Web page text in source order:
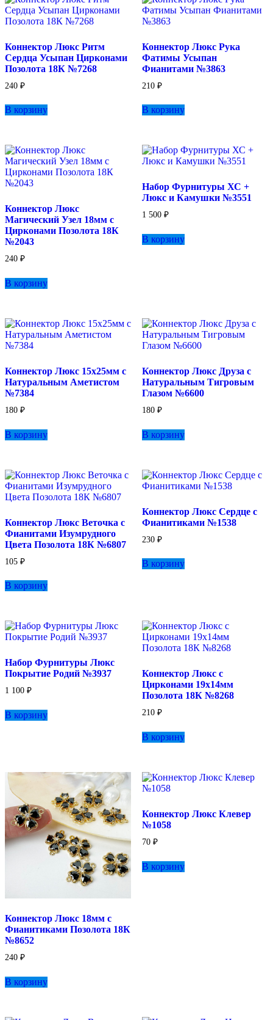
Коннектор Люкс Ритм
Сердца Усыпан Цирконами
Позолота 18К №7268
240 ₽
В корзину
Коннектор Люкс Рука
Фатимы Усыпан
Фианитами №3863
210 ₽
В корзину
Коннектор Люкс
Магический Узел 18мм с
Цирконами Позолота 18К
№2043
240 ₽
В корзину
Набор Фурнитуры ХС +
Люкс и Камушки №3551
1 500 ₽
В корзину
Коннектор Люкс 15х25мм с
Натуральным Аметистом
№7384
180 ₽
В корзину
Коннектор Люкс Друза с
Натуральным Тигровым
Глазом №6600
180 ₽
В корзину
Коннектор Люкс Веточка с
Фианитами Изумрудного
Цвета Позолота 18К №6807
105 ₽
В корзину
Коннектор Люкс Сердце с
Фианитиками №1538
230 ₽
В корзину
Набор Фурнитуры Люкс
Покрытие Родий №3937
1 100 ₽
В корзину
Коннектор Люкс с
Цирконами 19х14мм
Позолота 18К №8268
210 ₽
В корзину
Коннектор Люкс 18мм с
Фианитиками Позолота 18К
№8652
240 ₽
В корзину
Коннектор Люкс Клевер
№1058
70 ₽
В корзину